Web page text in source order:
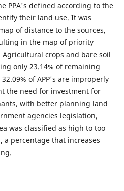
PPA's defined according to the
their land use. It was
of distance to the sources,
in the map of priority
crops and bare soil
only 23.14% of remaining
of APP's are improperly
the need for investment for
with better planning land
agencies legislation,
was classified as high to too
percentage that increases